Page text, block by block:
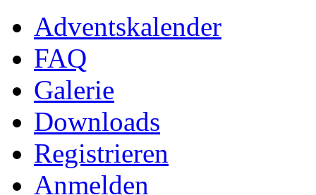
Adventskalender
FAQ
Galerie
Downloads
Registrieren
Anmelden